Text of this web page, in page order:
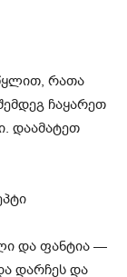
რათა
ჩაყარეთ
დაამატეთ
და ფანტია —
დარჩეს და